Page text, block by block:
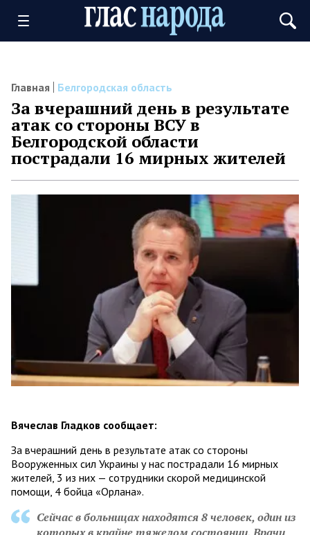
Главная Белгородская область
За вчерашний день в результате
атак со стороны ВСУ в
Белгородской области
пострадали 16 мирных жителей
Вячеслав Гладков сообщает:
За вчерашний день в результате атак со стороны
Вооруженных сил Украины у нас пострадали 16 мирных
жителей, 3 из них — сотрудники скорой медицинской
помощи, 4 бойца «Орлана».
Сейчас в больницах находятся 8 человек, один из
которых в крайне тяжелом состоянии. Врачи